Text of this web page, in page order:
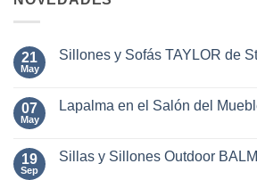
21
May
Sillones y Sofás TAYLOR de
en
TAYLOR
de
07
May
Lapalma en el Salón del
en
19
Sep
Sillas y Sillones Outdoor